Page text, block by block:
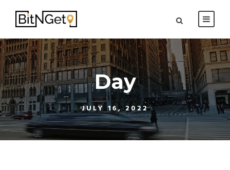
Day
JULY 16, 2022